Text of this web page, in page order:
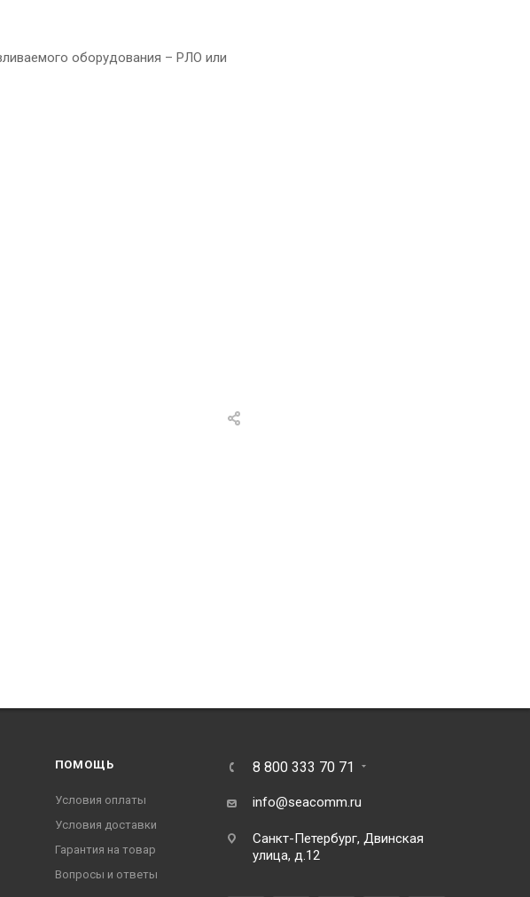
оборудования – РЛО или
ПОМОЩЬ
Условия оплаты
Условия доставки
Гарантия на товар
Вопросы и ответы
8 800 333 70 71
info@seacomm.ru
Санкт-Петербург, Двинская
улица, д.12